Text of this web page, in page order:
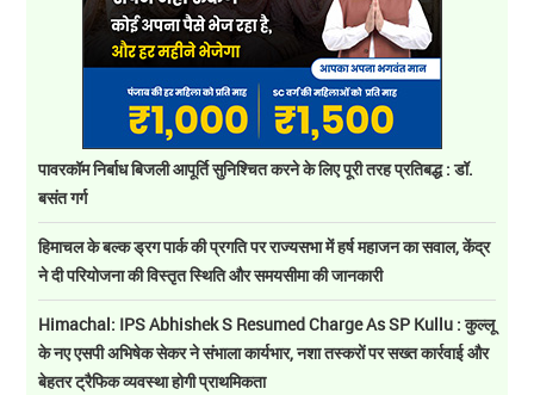
पावरकॉम निर्बाध बिजली आपूर्ति सुनिश्चित करने के लिए पूरी तरह प्रतिबद्ध : डॉ.
बसंत गर्ग
हिमाचल के बल्क ड्रग पार्क की प्रगति पर राज्यसभा में हर्ष महाजन का सवाल, केंद्र
ने दी परियोजना की विस्तृत स्थिति और समयसीमा की जानकारी
Himachal: IPS Abhishek S Resumed Charge As SP Kullu : कुल्लू
के नए एसपी अभिषेक सेकर ने संभाला कार्यभार, नशा तस्करों पर सख्त कार्रवाई और
बेहतर ट्रैफिक व्यवस्था होगी प्राथमिकता